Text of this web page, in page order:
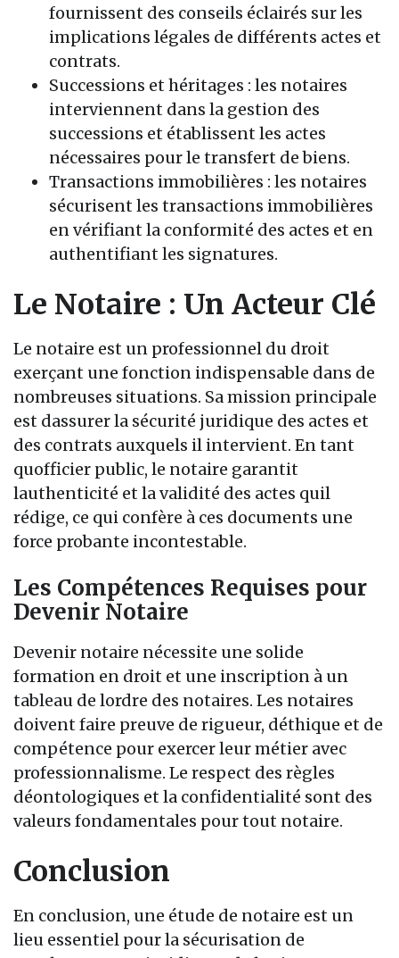
fournissent des conseils éclairés sur les
implications légales de différents actes et
contrats.
Successions et héritages : les notaires
interviennent dans la gestion des
successions et établissent les actes
nécessaires pour le transfert de biens.
Transactions immobilières : les notaires
sécurisent les transactions immobilières
en vérifiant la conformité des actes et en
authentifiant les signatures.
Le Notaire : Un Acteur Clé
Le notaire est un professionnel du droit
exerçant une fonction indispensable dans de
nombreuses situations. Sa mission principale
est dassurer la sécurité juridique des actes et
des contrats auxquels il intervient. En tant
quofficier public, le notaire garantit
lauthenticité et la validité des actes quil
rédige, ce qui confère à ces documents une
force probante incontestable.
Les Compétences Requises pour
Devenir Notaire
Devenir notaire nécessite une solide
formation en droit et une inscription à un
tableau de lordre des notaires. Les notaires
doivent faire preuve de rigueur, déthique et de
compétence pour exercer leur métier avec
professionnalisme. Le respect des règles
déontologiques et la confidentialité sont des
valeurs fondamentales pour tout notaire.
Conclusion
En conclusion, une étude de notaire est un
lieu essentiel pour la sécurisation de